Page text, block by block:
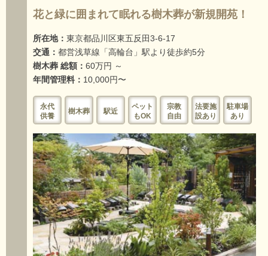
花と緑に囲まれて眠れる樹木葬が新規開苑！
所在地： 東京都品川区東五反田3-6-17
交通： 都営浅草線「高輪台」駅より徒歩約5分
樹木葬 総額： 60万円 ～
年間管理料： 10,000円〜
永代
供養
樹木葬 駅近
ペット
もOK
宗教
自由
法要施
設あり
駐車場
あり